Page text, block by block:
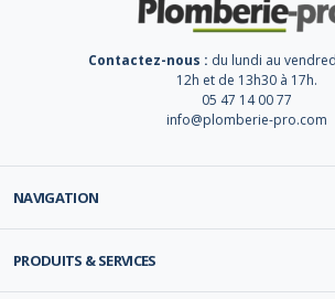
Contactez-nous : du lundi au
12h et de 13h30 à 17h.
05 47 14 00 77
info@plomberie-pro.com
NAVIGATION
PRODUITS & SERVICES